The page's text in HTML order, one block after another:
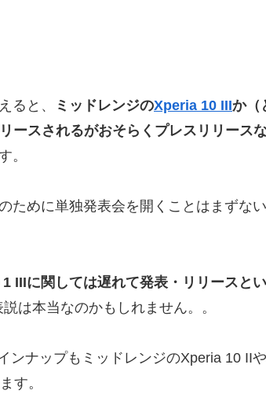
ると、 ミッドレンジのXperia 10 IIIか（
ースされるがおそらくプレスリリース
。
ために単独発表会を開くことはまずな
IIIに関しては遅れて発表・リリースと
は本当なのかもしれません。。
ンナップもミッドレンジのXperia 10 II
す。